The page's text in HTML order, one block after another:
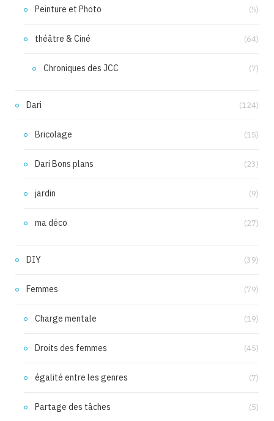
Peinture et Photo (5)
théâtre & Ciné (64)
Chroniques des JCC (7)
Dari (124)
Bricolage (15)
Dari Bons plans (23)
jardin (9)
ma déco (27)
DIY (39)
Femmes (79)
Charge mentale (19)
Droits des femmes (45)
égalité entre les genres (7)
Partage des tâches (5)